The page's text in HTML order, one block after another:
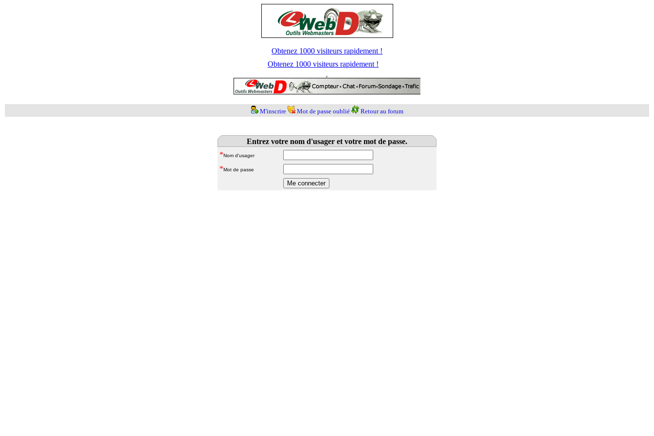
Obtenez 1000 visiteurs rapidement !
Obtenez 1000 visiteurs rapidement !
M'inscrire Mot de passe oublié Retour au forum
Entrez votre nom d'usager et votre mot de passe.
*Nom d'usager
*Mot de passe